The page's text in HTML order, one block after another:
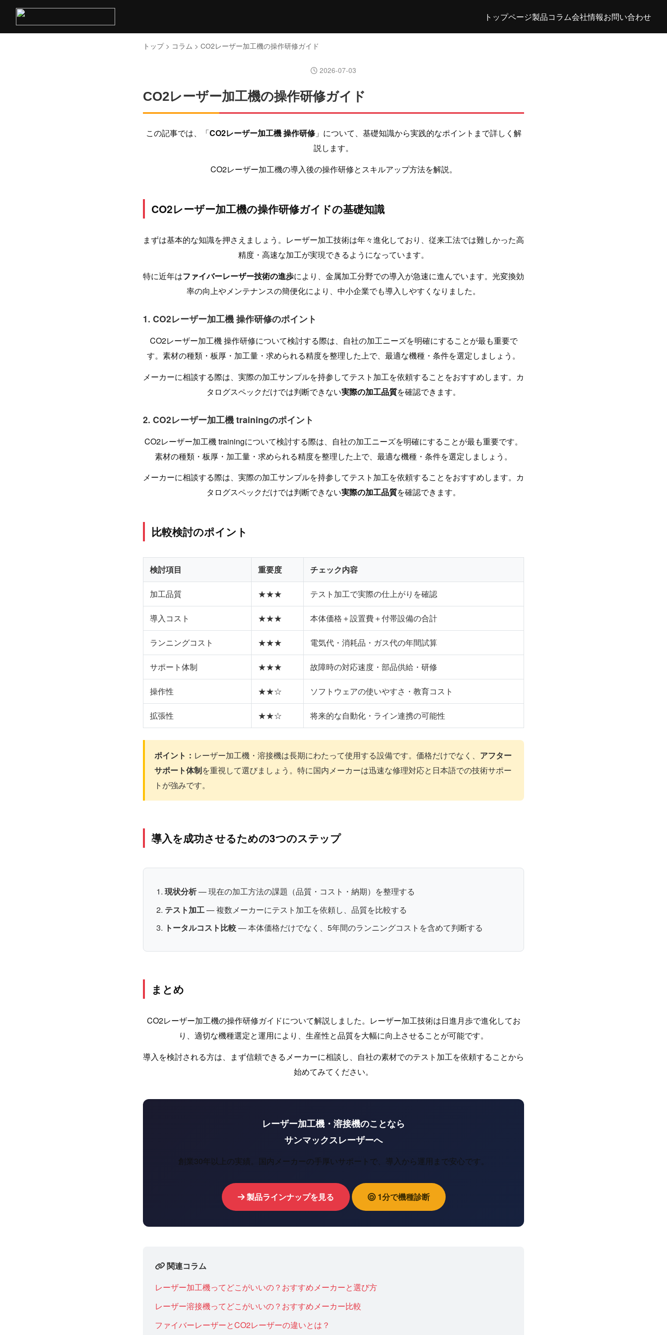
トップページ製品コラム会社情報お問い合わせ
トップ> コラム > CO2レーザー加工機の操作研修ガイド
2026-07-03
CO2レーザー加工機の操作研修ガイド
この記事では、「CO2レーザー加工機 操作研修」について、基礎知識から実践的なポイントまで詳しく解
説します。
CO2レーザー加工機の導入後の操作研修とスキルアップ方法を解説。
CO2レーザー加工機の操作研修ガイドの基礎知識
まずは基本的な知識を押さえましょう。レーザー加工技術は年々進化しており、従来工法では難しかった高
精度・高速な加工が実現できるようになっています。
特に近年はファイバーレーザー技術の進歩により、金属加工分野での導入が急速に進んでいます。光変換効
率の向上やメンテナンスの簡便化により、中小企業でも導入しやすくなりました。
1. CO2レーザー加工機 操作研修のポイント
CO2レーザー加工機 操作研修について検討する際は、自社の加工ニーズを明確にすることが最も重要で
す。素材の種類・板厚・加工量・求められる精度を整理した上で、最適な機種・条件を選定しましょう。
メーカーに相談する際は、実際の加工サンプルを持参してテスト加工を依頼することをおすすめします。カ
タログスペックだけでは判断できない実際の加工品質を確認できます。
2. CO2レーザー加工機 trainingのポイント
CO2レーザー加工機 trainingについて検討する際は、自社の加工ニーズを明確にすることが最も重要です。
素材の種類・板厚・加工量・求められる精度を整理した上で、最適な機種・条件を選定しましょう。
メーカーに相談する際は、実際の加工サンプルを持参してテスト加工を依頼することをおすすめします。カ
タログスペックだけでは判断できない実際の加工品質を確認できます。
比較検討のポイント
検討項目 重要度 チェック内容
加工品質 ★★★ テスト加工で実際の仕上がりを確認
導入コスト ★★★ 本体価格＋設置費＋付帯設備の合計
ランニングコスト ★★★ 電気代・消耗品・ガス代の年間試算
サポート体制 ★★★ 故障時の対応速度・部品供給・研修
操作性 ★★☆ ソフトウェアの使いやすさ・教育コスト
拡張性 ★★☆ 将来的な自動化・ライン連携の可能性
ポイント： レーザー加工機・溶接機は長期にわたって使用する設備です。価格だけでなく、 アフター
サポート体制を重視して選びましょう。特に国内メーカーは迅速な修理対応と日本語での技術サポー
トが強みです。
導入を成功させるための3つのステップ
現状分析— 現在の加工方法の課題（品質・コスト・納期）を整理する
テスト加工— 複数メーカーにテスト加工を依頼し、品質を比較する
トータルコスト比較— 本体価格だけでなく、5年間のランニングコストを含めて判断する
まとめ
CO2レーザー加工機の操作研修ガイドについて解説しました。レーザー加工技術は日進月歩で進化してお
り、適切な機種選定と運用により、生産性と品質を大幅に向上させることが可能です。
導入を検討される方は、まず信頼できるメーカーに相談し、自社の素材でのテスト加工を依頼することから
始めてみてください。
レーザー加工機・溶接機のことなら
サンマックスレーザーへ
創業30年以上の実績。国内メーカーの手厚いサポートで、導入から運用まで安心です。
製品ラインナップを見る 1分で機種診断
関連コラム
レーザー加工機ってどこがいいの？おすすめメーカーと選び方
レーザー溶接機ってどこがいいの？おすすめメーカー比較
ファイバーレーザーとCO2レーザーの違いとは？